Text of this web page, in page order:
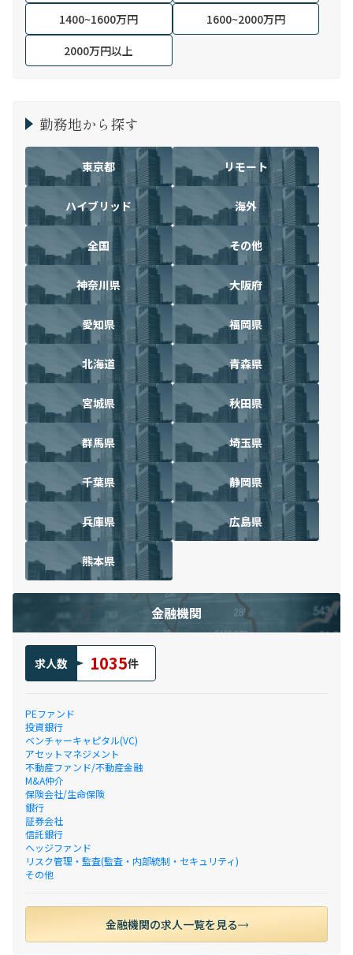
1400~1600万円
1600~2000万円
2000万円以上
勤務地から探す
東京都 リモート
ハイブリッド 海外
全国 その他
神奈川県 大阪府
愛知県 福岡県
北海道 青森県
宮城県 秋田県
群馬県 埼玉県
千葉県 静岡県
兵庫県 広島県
熊本県
金融機関
求人数 1035件
PEファンド
投資銀行
ベンチャーキャピタル(VC)
アセットマネジメント
不動産ファンド/不動産金融
M&A仲介
保険会社/生命保険
銀行
証券会社
信託銀行
ヘッジファンド
リスク管理・監査(監査・内部統制・セキュリティ)
その他
金融機関の求人一覧を見る